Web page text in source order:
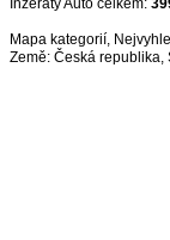
Inzeráty Auto celkem:
Mapa kategorií,
Země: Česká republika,